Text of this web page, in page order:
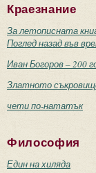
Краезнание
За летописната
Поглед назад във
Иван Богоров – 200
Златното
чети по-нататък
Философия
Един на хиляда